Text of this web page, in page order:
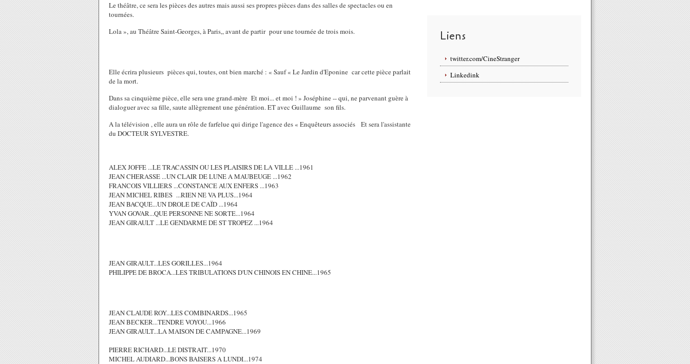
Le théâtre, ce sera les pièces des autres mais aussi ses propres pièces dans des salles de spectacles ou en
tournées.
Lola », au Théâtre Saint-Georges, à Paris,, avant de partir pour une tournée de trois mois.
Elle écrira plusieurs pièces qui, toutes, ont bien marché : « Sauf « Le Jardin d'Eponine car cette pièce parlait
de la mort.
Dans sa cinquième pièce, elle sera une grand-mère Et moi... et moi ! » Joséphine -- qui, ne parvenant guère à
dialoguer avec sa fille, saute allègrement une génération. ET avec Guillaume son fils.
A la télévision , elle aura un rôle de farfelue qui dirige l'agence des « Enquêteurs associés Et sera l'assistante
du DOCTEUR SYLVESTRE.
ALEX JOFFE ...LE TRACASSIN OU LES PLAISIRS DE LA VILLE ...1961
JEAN CHERASSE ...UN CLAIR DE LUNE A MAUBEUGE ...1962
FRANCOIS VILLIERS ...CONSTANCE AUX ENFERS ...1963
JEAN MICHEL RIBES ...RIEN NE VA PLUS...1964
JEAN BACQUE...UN DROLE DE CAÏD ...1964
YVAN GOVAR...QUE PERSONNE NE SORTE...1964
JEAN GIRAULT ...LE GENDARME DE ST TROPEZ ...1964
JEAN GIRAULT...LES GORILLES...1964
PHILIPPE DE BROCA...LES TRIBULATIONS D'UN CHINOIS EN CHINE...1965
JEAN CLAUDE ROY...LES COMBINARDS...1965
JEAN BECKER...TENDRE VOYOU...1966
JEAN GIRAULT...LA MAISON DE CAMPAGNE...1969
PIERRE RICHARD...LE DISTRAIT...1970
MICHEL AUDIARD...BONS BAISERS A LUNDI...1974
Liens
twitter.com/CineStranger
Linkedink